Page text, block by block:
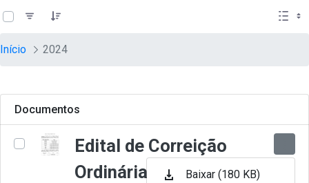
Pular para o Conteúdo principal
teste descricao
Início 2024
Documentos
Edital de Correição
Ordinária nº 012-2024
Baixar (180 KB)